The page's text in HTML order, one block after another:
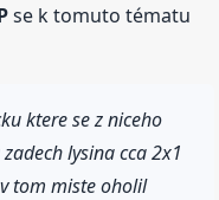
se k tomuto tématu
ktere se z niceho
lysina cca 2x1
tom miste oholil